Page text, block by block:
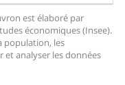
est élaboré par
économiques (Insee).
population, les
et analyser les données